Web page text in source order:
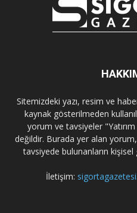
Sitemizdeki yazı, resim ve
kaynak gösterilmeden
yorum ve tavsiyeler "Yatırım
değildir. Burada yer alan
tavsiyede bulunanların
İletişim: